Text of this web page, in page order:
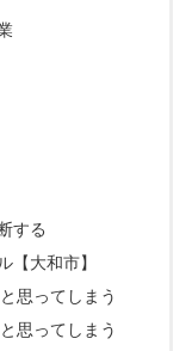
する
【大和市】
思ってしまう
思ってしまう